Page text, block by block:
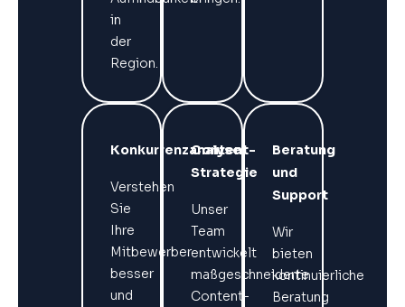
in
der
Region.
Konkurrenzanalyse
Verstehen
Sie
Ihre
Mitbewerber
besser
und
Content-
Strategie
Unser
Team
entwickelt
maßgeschneiderte
Content-
Beratung
und
Support
Wir
bieten
kontinuierliche
Beratung